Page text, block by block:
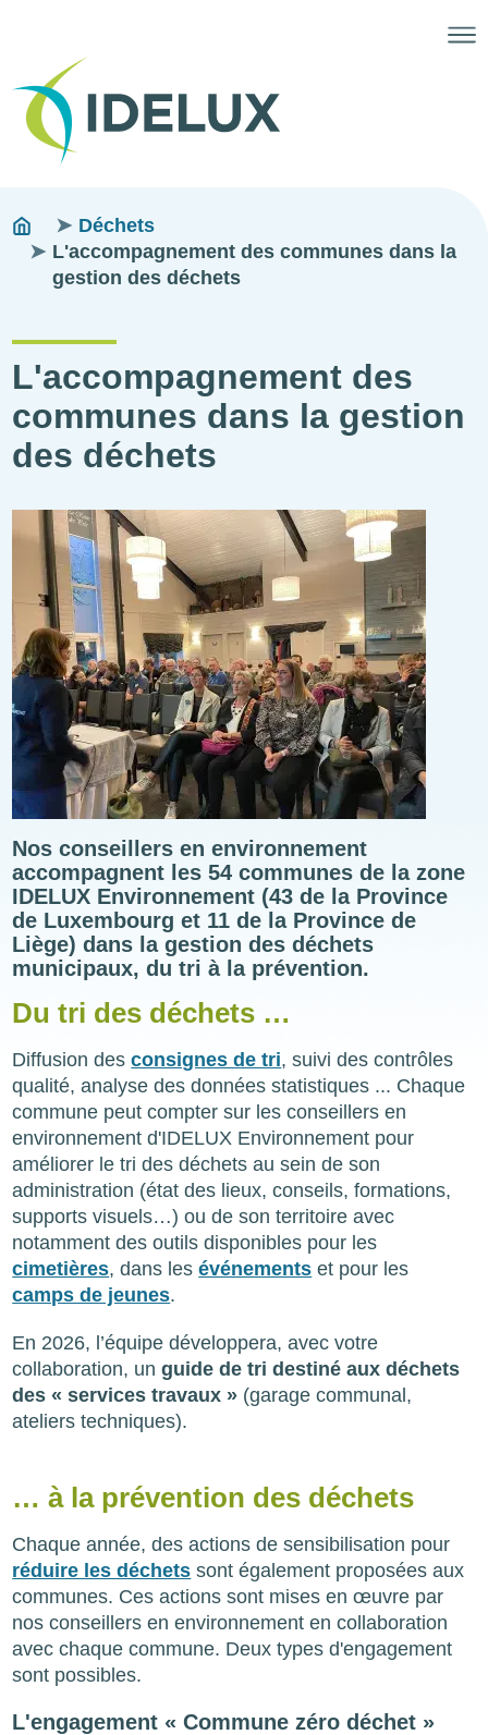
Fils
d'ariane
You
are
here:
Déchets
L'accompagnement des communes dans la
gestion des déchets
L'accompagnement des
communes dans la gestion
des déchets
Illustration
Nos conseillers en environnement
accompagnent les 54 communes de la zone
IDELUX Environnement (43 de la Province
de Luxembourg et 11 de la Province de
Liège) dans la gestion des déchets
municipaux, du tri à la prévention.
Du tri des déchets …
Diffusion desconsignes de tri, suivi des contrôles
qualité, analyse des données statistiques ... Chaque
commune peut compter sur les conseillers en
environnement d'IDELUX Environnement pour
améliorer le tri des déchets au sein de son
administration (état des lieux, conseils, formations,
supports visuels…) ou de son territoire avec
notamment des outils disponibles pour les
cimetières, dans lesévénements et pour les
camps de jeunes.
En 2026, l’équipe développera, avec votre
collaboration, unguide de tri destiné aux déchets
des « services travaux » (garage communal,
ateliers techniques).
… à la prévention des déchets
Chaque année, des actions de sensibilisation pour
réduire les déchets sont également proposées aux
communes. Ces actions sont mises en œuvre par
nos conseillers en environnement en collaboration
avec chaque commune. Deux types d'engagement
sont possibles.
L'engagement « Commune zéro déchet »